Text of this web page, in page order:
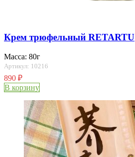
Крем трюфельный RETARTU
Масса: 80г
Артикул: 10216
890 ₽
В корзину